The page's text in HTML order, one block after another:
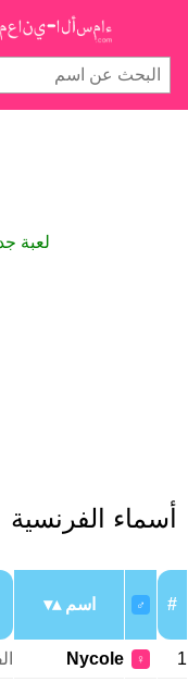
لعبة
أسماء الفرنسية
#
♂ اسم
1
♀
Nycole